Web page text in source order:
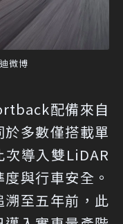
微博
配備來自
多數僅搭載單
導入雙LiDAR
與行車安全。
溯至五年前，此